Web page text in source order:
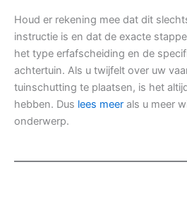
Houd er rekening mee dat dit
instructie is en dat de exacte
het type erfafscheiding en de
achtertuin. Als u twijfelt over uw
tuinschutting te plaatsen, is het
hebben. Dus lees meer als u meer
onderwerp.